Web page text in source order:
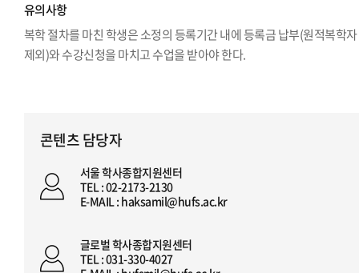
유의사항
복학 절차를 마친 학생은 소정의 등록기간 내에 등록금 납부(원적복학자
제외)와 수강신청을 마치고 수업을 받아야 한다.
콘텐츠 담당자
서울 학사종합지원센터
TEL : 02-2173-2130
E-MAIL : haksamil@hufs.ac.kr
글로벌 학사종합지원센터
TEL : 031-330-4027